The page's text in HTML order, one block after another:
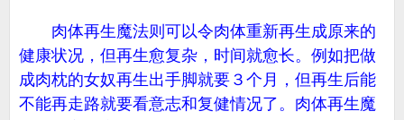
肉体再生魔法则可以令肉体重新再生成原来的
健康状况，但再生愈复杂，时间就愈长。例如把做
成肉枕的女奴再生出手脚就要３个月，但再生后能
不能再走路就要看意志和复健情况了。肉体再生魔